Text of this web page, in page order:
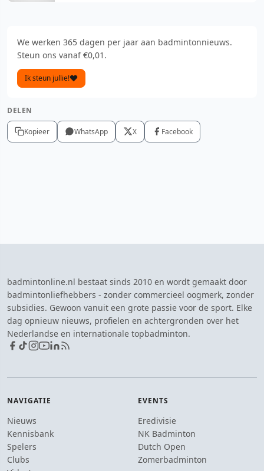
We werken 365 dagen per jaar aan badmintonnieuws.
Steun ons vanaf €0,01.
Ik steun jullie!
DELEN
Kopieer WhatsApp X Facebook
badmintonline.nl bestaat sinds 2010 en wordt gemaakt door
badmintonliefhebbers - zonder commercieel oogmerk, zonder
subsidies. Gewoon vanuit een grote passie voor de sport. Elke
dag opnieuw nieuws, profielen en achtergronden over het
Nederlandse en internationale topbadminton.
NAVIGATIE
Nieuws
Kennisbank
Spelers
Clubs
EVENTS
Eredivisie
NK Badminton
Dutch Open
Zomerbadminton